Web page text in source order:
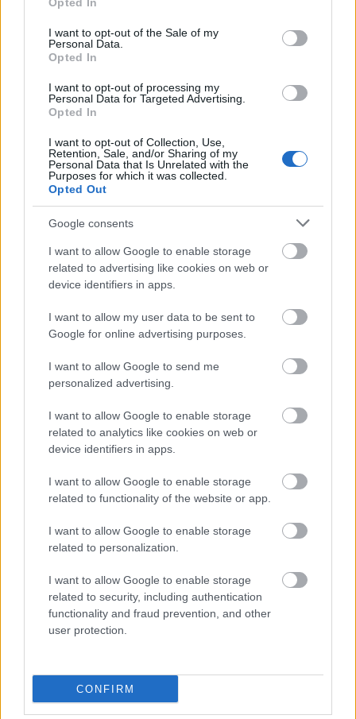
use your data for below specified purposes in below Google
consent section.
I want to opt-out of the Sale of my
Personal Data.
Opted In
I want to opt-out of processing my
Personal Data for Targeted Advertising.
Opted In
I want to opt-out of Collection, Use,
Retention, Sale, and/or Sharing of my
Personal Data that Is Unrelated with the
Purposes for which it was collected.
Opted Out
Google consents
I want to allow Google to enable storage
related to advertising like cookies on web or
device identifiers in apps.
I want to allow my user data to be sent to
Google for online advertising purposes.
I want to allow Google to send me
personalized advertising.
I want to allow Google to enable storage
related to analytics like cookies on web or
device identifiers in apps.
I want to allow Google to enable storage
related to functionality of the website or app.
I want to allow Google to enable storage
related to personalization.
I want to allow Google to enable storage
related to security, including authentication
functionality and fraud prevention, and other
user protection.
CONFIRM
megtalálhatók.
- Úgy tűnik, mintha az utóbbi időben ez a
szegmens jobban érdekelné.
- A korábbi előadásainkban is megjelentek ezek a
problémák, csak az elején inkább virágnyelven. Egy
saját társulatunkra. Tudtam, hogy a produkcióinkra
járnak bal- és jobboldali szavazók egyaránt, fontos
volt számomra, hogy mindkét oldal szimpatizánsait
képes legyek megszólítani, és így legalább ebben a
közegben, egy színházban egység teremtődhet a két
- De gondolom ez nem direkt kiegyensúlyozást
jelentett?
- Nem, dehogy, csak próbáltam a lehetőségek szerint
minél objektívebb, árnyaltabb lenni. Persze már
akkor is megvolt a politikai véleményem, vagy ha
úgy tetszik a pártállásom. De nem szerettem volna,
ha ez túlzottan teret nyer az előadásaimban. Aztán
2010 után, amikor a független színházakat
egyszerűen bűnös parazitaként kezelték az állami
kulturális támogatás terén, illetve a kormánypárti
elmondtam a véleményemet, gyávaság lett volna
erre rébuszokban válaszolni. A választások előtt
antiszemitizmus torokszorító fenyegetése szült.
Sajnos a téma egyáltalán nem vesztett
aktualitásából. Aztán a forradalomról szerettem
volna beszélni a Kaisers Tv, Ungarnban. Az előadás
egyik fontos pillanata, amikor Petőfi Sándor, aki
köztudottan az életét áldozta a forradalomért, azt
mondja: ne dobálózzunk azzal a szent szóval, hogy
életét ebben az országban. Már az ő emlékük miatt
se vegyünk a szánkra a piszlicsáré ügyeink
érdekében.Folytatást itt talál.